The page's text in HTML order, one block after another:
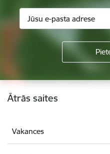
Kājene
Ātrās saites
Vakances